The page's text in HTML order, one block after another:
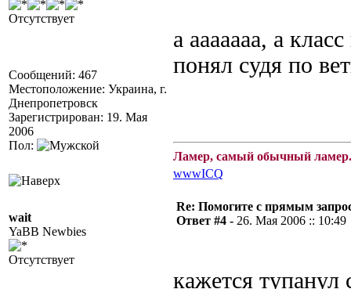
Отсутствует
Сообщений: 467
Местоположение: Украина, г.
Днепропетровск
Зарегистрирован: 19. Мая
2006
Пол:
а ааааааа, а
понял судя по
Ламер, самый обычный
wwwICQ
wait
YaBB Newbies
Отсутствует
Re: Помогите с прямым
Ответ #4 - 26. Мая 2006 :: 10:49
кажется тупанул